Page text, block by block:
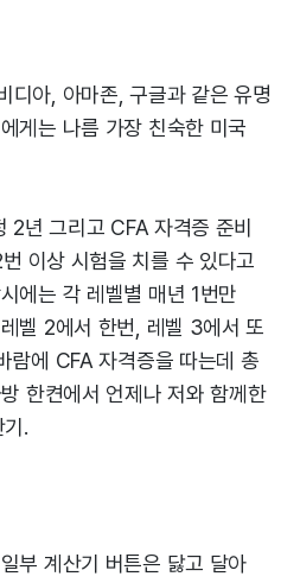
디아, 아마존, 구글과 같은 유명
게는 나름 가장 친숙한 미국
년 그리고 CFA 자격증 준비
이상 시험을 치를 수 있다고
에는 각 레벨별 매년 1번만
벨 2에서 한번, 레벨 3에서 또
람에 CFA 자격증을 따는데 총
한켠에서 언제나 저와 함께한
.
부 계산기 버튼은 닳고 달아